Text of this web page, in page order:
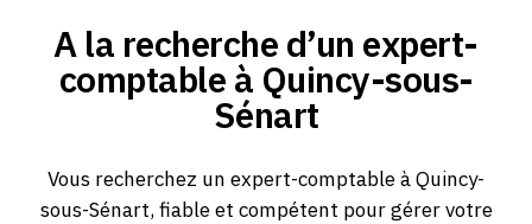
A la recherche d’un expert-
comptable à Quincy-sous-
Sénart
Vous recherchez un expert-comptable à Quincy-
sous-Sénart, fiable et compétent pour gérer votre